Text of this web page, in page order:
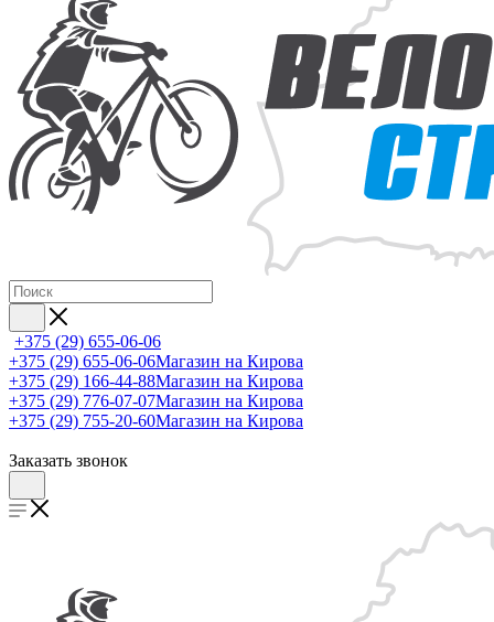
+375 (29) 655-06-06
+375 (29) 655-06-06Магазин на Кирова
+375 (29) 166-44-88Магазин на Кирова
+375 (29) 776-07-07Магазин на Кирова
+375 (29) 755-20-60Магазин на Кирова
Заказать звонок